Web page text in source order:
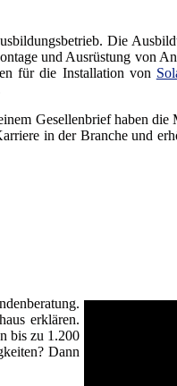
Die
und Ausrüstung von
für die Installation von
Gesellenbrief haben
in der Branche und
erklären.
bis zu 1.200
Dann